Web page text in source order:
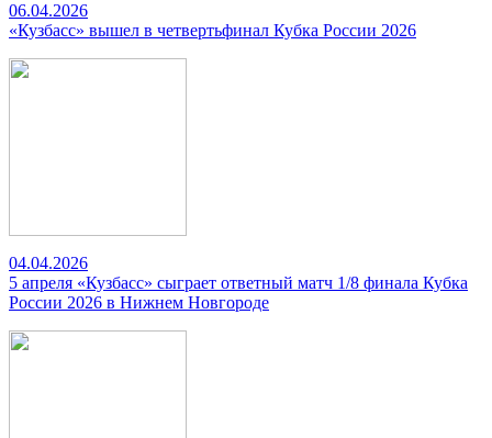
06.04.2026
«Кузбасс» вышел в четвертьфинал Кубка России 2026
04.04.2026
5 апреля «Кузбасс» сыграет ответный матч 1/8 финала Кубка
России 2026 в Нижнем Новгороде